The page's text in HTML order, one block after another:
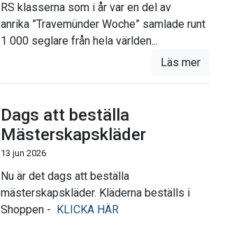
RS klasserna som i år var en del av
anrika ”Travemünder Woche” samlade runt
1 000 seglare från hela världen...
Läs mer
Dags att beställa
Mästerskapskläder
13 jun 2026
Nu är det dags att beställa
mästerskapskläder. Kläderna beställs i
Shoppen - KLICKA HÄR